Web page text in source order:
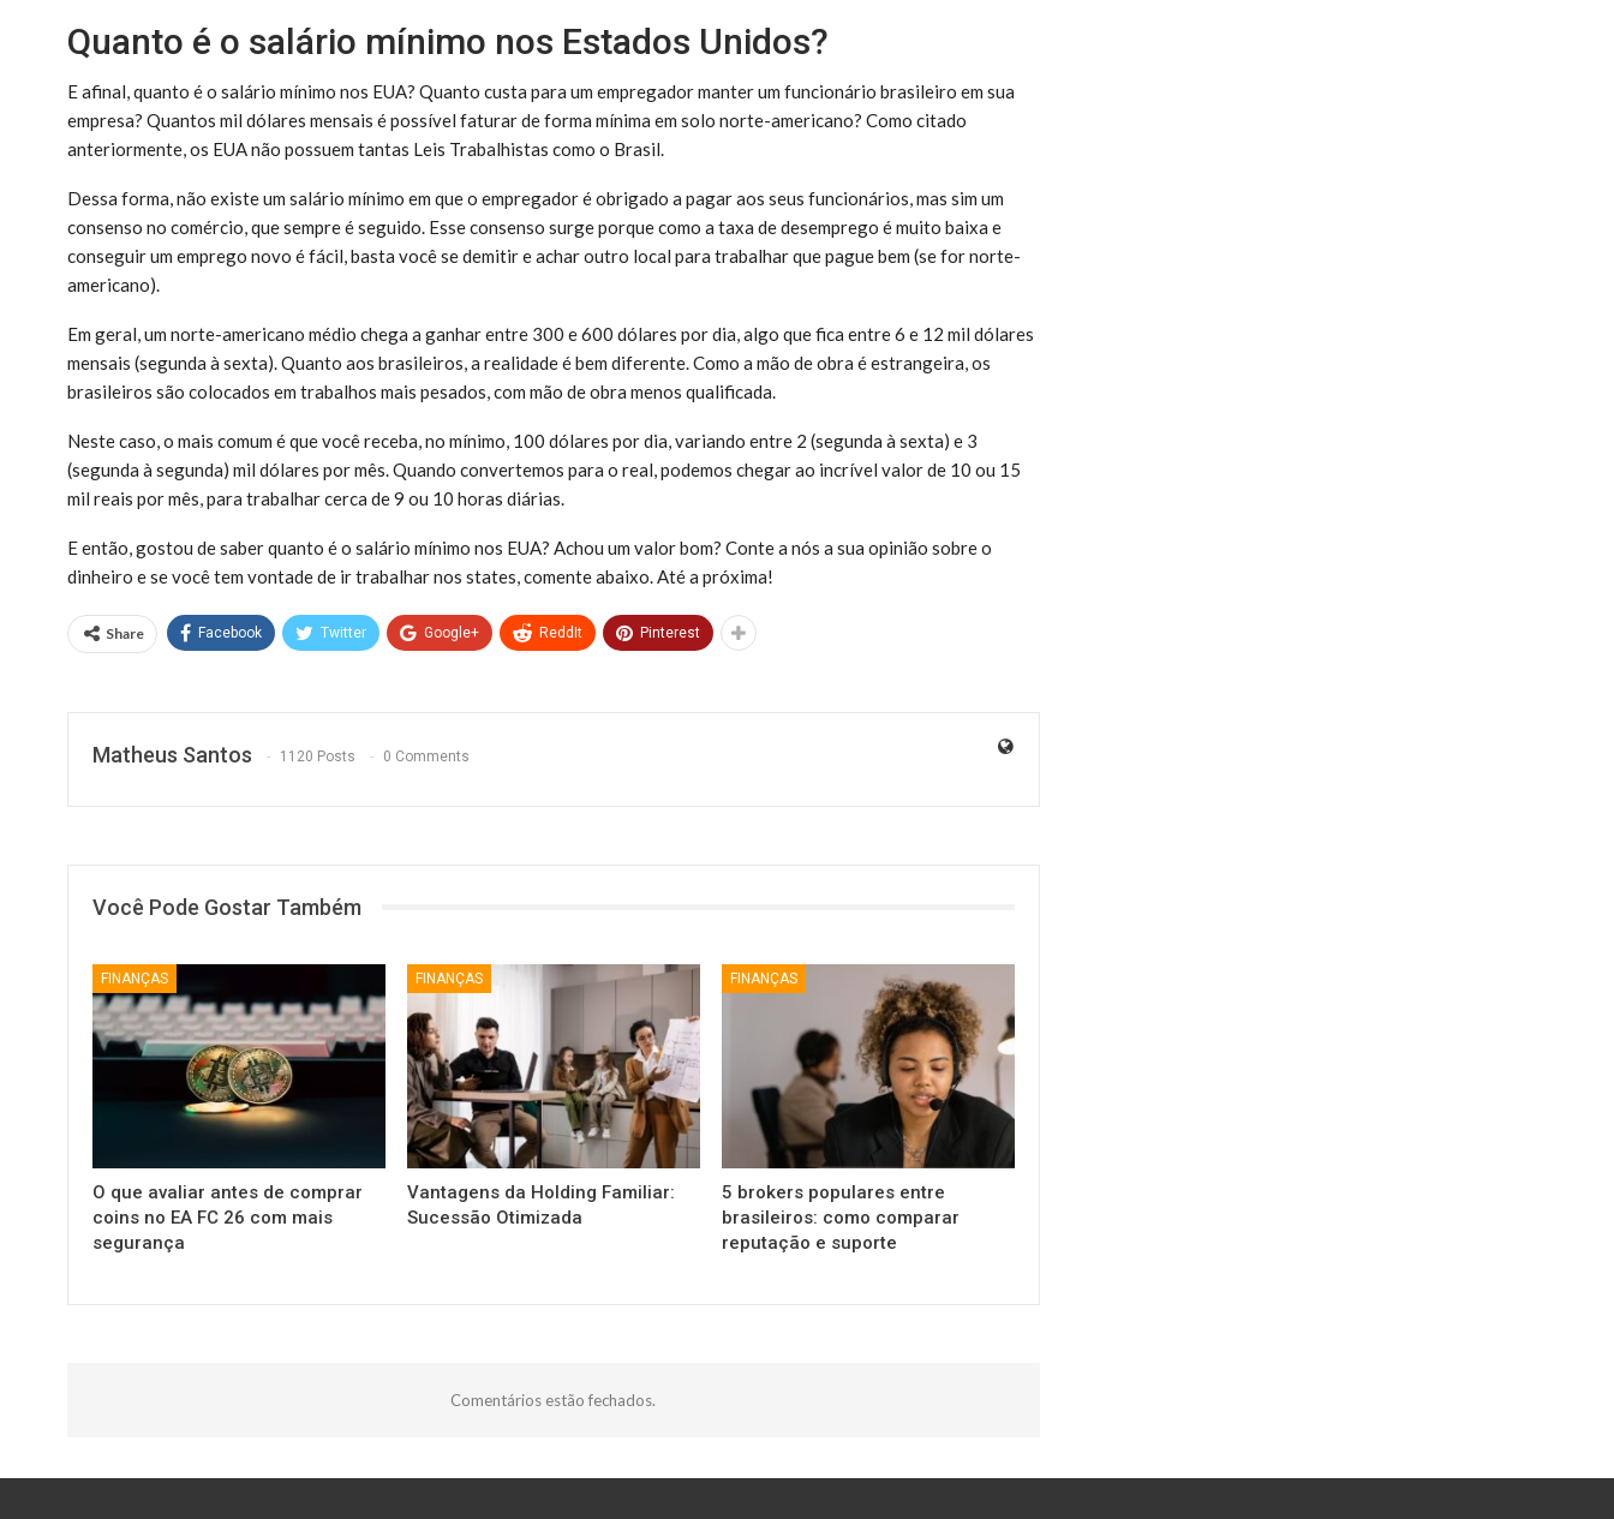
Quanto é o salário mínimo nos Estados Unidos?
E afinal, quanto é o salário mínimo nos EUA? Quanto custa para um empregador manter um funcionário brasileiro em sua
empresa? Quantos mil dólares mensais é possível faturar de forma mínima em solo norte-americano? Como citado
anteriormente, os EUA não possuem tantas Leis Trabalhistas como o Brasil.
Dessa forma, não existe um salário mínimo em que o empregador é obrigado a pagar aos seus funcionários, mas sim um
consenso no comércio, que sempre é seguido. Esse consenso surge porque como a taxa de desemprego é muito baixa e
conseguir um emprego novo é fácil, basta você se demitir e achar outro local para trabalhar que pague bem (se for norte-
americano).
Em geral, um norte-americano médio chega a ganhar entre 300 e 600 dólares por dia, algo que fica entre 6 e 12 mil dólares
mensais (segunda à sexta). Quanto aos brasileiros, a realidade é bem diferente. Como a mão de obra é estrangeira, os
brasileiros são colocados em trabalhos mais pesados, com mão de obra menos qualificada.
Neste caso, o mais comum é que você receba, no mínimo, 100 dólares por dia, variando entre 2 (segunda à sexta) e 3
(segunda à segunda) mil dólares por mês. Quando convertemos para o real, podemos chegar ao incrível valor de 10 ou 15
mil reais por mês, para trabalhar cerca de 9 ou 10 horas diárias.
E então, gostou de saber quanto é o salário mínimo nos EUA? Achou um valor bom? Conte a nós a sua opinião sobre o
dinheiro e se você tem vontade de ir trabalhar nos states, comente abaixo. Até a próxima!
Share Facebook Twitter Google+ ReddIt Pinterest
Matheus Santos 1120 Posts 0 Comments
Você Pode Gostar Também
FINANÇAS
O que avaliar antes de comprar
coins no EA FC 26 com mais
segurança
FINANÇAS
Vantagens da Holding Familiar:
Sucessão Otimizada
FINANÇAS
5 brokers populares entre
brasileiros: como comparar
reputação e suporte
Comentários estão fechados.